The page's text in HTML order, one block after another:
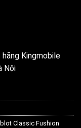
Kingmobile
Nội
Classic Fushion